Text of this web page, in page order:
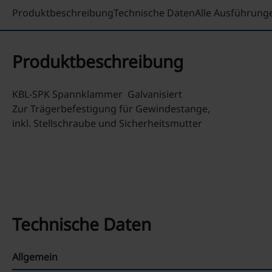
ProduktbeschreibungTechnische DatenAlle
Produktbeschreibung
KBL-SPK Spannklammer Galvanisiert
Zur Trägerbefestigung für Gewindestange,
inkl. Stellschraube und Sicherheitsmutter
Technische Daten
Allgemein